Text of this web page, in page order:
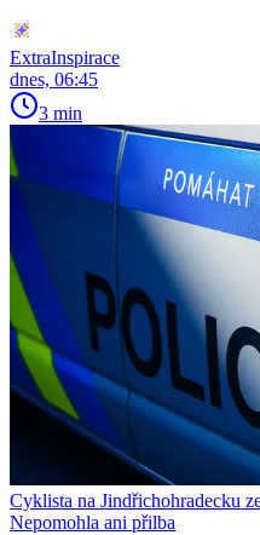
ExtraInspirace
dnes, 06:45
3 min
Cyklista na Jindřichohradecku
Nepomohla ani přilba